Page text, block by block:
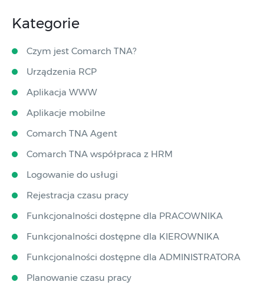
Kategorie
Czym jest Comarch TNA?
Urządzenia RCP
Aplikacja WWW
Aplikacje mobilne
Comarch TNA Agent
Comarch TNA współpraca z HRM
Logowanie do usługi
Rejestracja czasu pracy
Funkcjonalności dostępne dla PRACOWNIKA
Funkcjonalności dostępne dla KIEROWNIKA
Funkcjonalności dostępne dla ADMINISTRATORA
Planowanie czasu pracy